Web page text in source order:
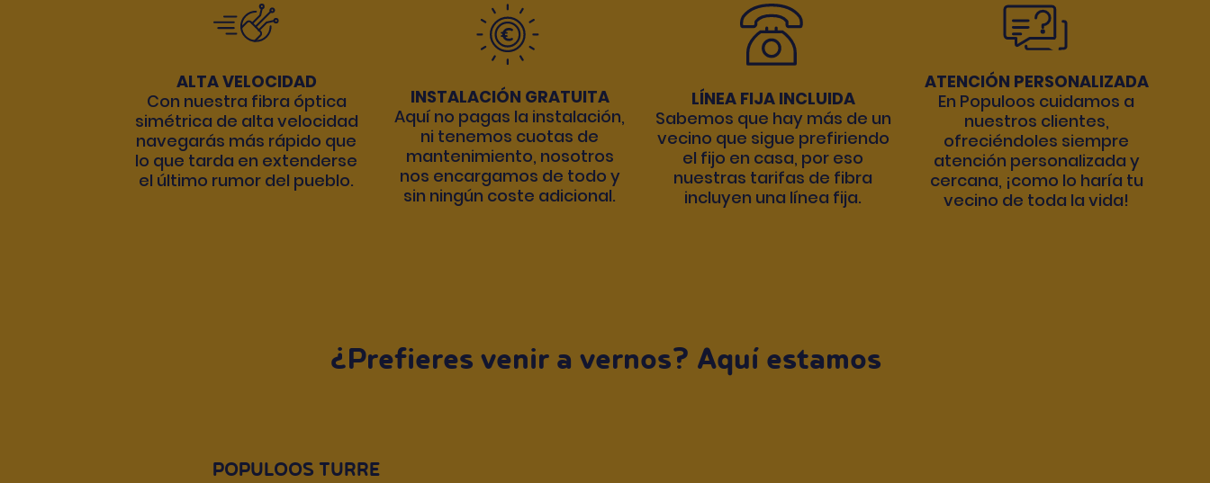
ALTA VELOCIDAD
Con nuestra fibra óptica
simétrica de alta velocidad
navegarás más rápido que
lo que tarda en extenderse
el último rumor del pueblo.
INSTALACIÓN GRATUITA
Aquí no pagas la instalación,
ni tenemos cuotas de
mantenimiento, nosotros
nos encargamos de todo y
sin ningún coste adicional.
LÍNEA FIJA INCLUIDA
Sabemos que hay más de un
vecino que sigue prefiriendo
el fijo en casa, por eso
nuestras tarifas de fibra
incluyen una línea fija.
ATENCIÓN PERSONALIZADA
En Populoos cuidamos a
nuestros clientes,
ofreciéndoles siempre
atención personalizada y
cercana, ¡como lo haría tu
vecino de toda la vida!
¿Prefieres venir a vernos? Aquí estamos
POPULOOS TURRE